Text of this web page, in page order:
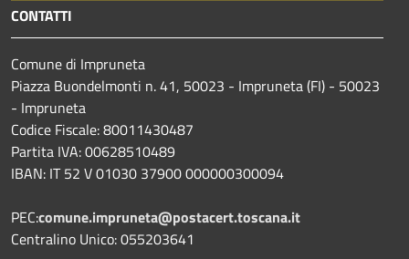
CONTATTI
Comune di Impruneta
Piazza Buondelmonti n. 41, 50023 - Impruneta (FI) - 50023
- Impruneta
Codice Fiscale: 80011430487
Partita IVA: 00628510489
IBAN: IT 52 V 01030 37900 000000300094
PEC:comune.impruneta@postacert.toscana.it
Centralino Unico: 055203641